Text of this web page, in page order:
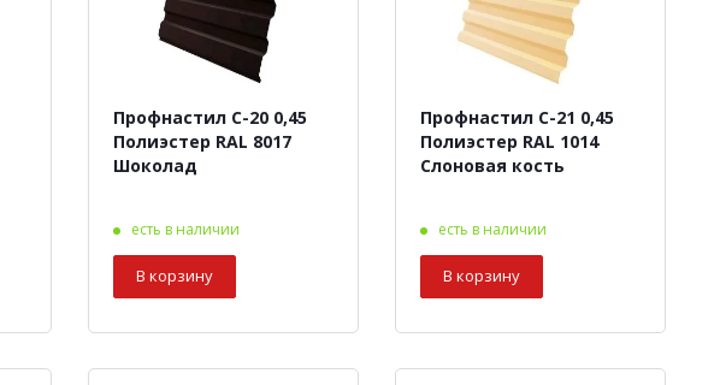
Профнастил С-20 0,45
Полиэстер RAL 8017
Шоколад
есть в наличии
В корзину
Профнастил С-21 0,45
Полиэстер RAL 1014
Слоновая кость
есть в наличии
В корзину